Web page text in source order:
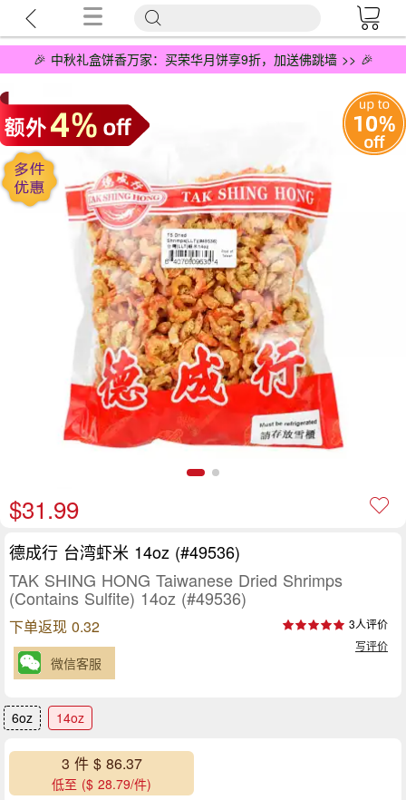
🎉 中秋礼盒饼香万家：买荣华月饼享9折，加送佛跳墙 >> 🎉
$31.99
德成行 台湾虾米 14oz (#49536)
TAK SHING HONG Taiwanese Dried Shrimps
(Contains Sulfite) 14oz (#49536)
下单返现 0.32
3人评价
写评价
微信客服
6oz 14oz
3 件 $ 86.37
低至 ($ 28.79/件)